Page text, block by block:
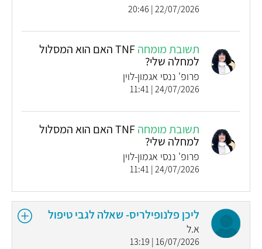
22/07/2026 | 20:46
תשובת מומחה
TNF האם הוא המסלול
למחלה שלי?
פרופ' ננסי אגמון-לוין
24/07/2026 | 11:41
תשובת מומחה
TNF האם הוא המסלול
למחלה שלי?
פרופ' ננסי אגמון-לוין
24/07/2026 | 11:41
ליכן פלנופילריס- שאלה לגבי טיפול
א.ל
16/07/2026 | 13:19